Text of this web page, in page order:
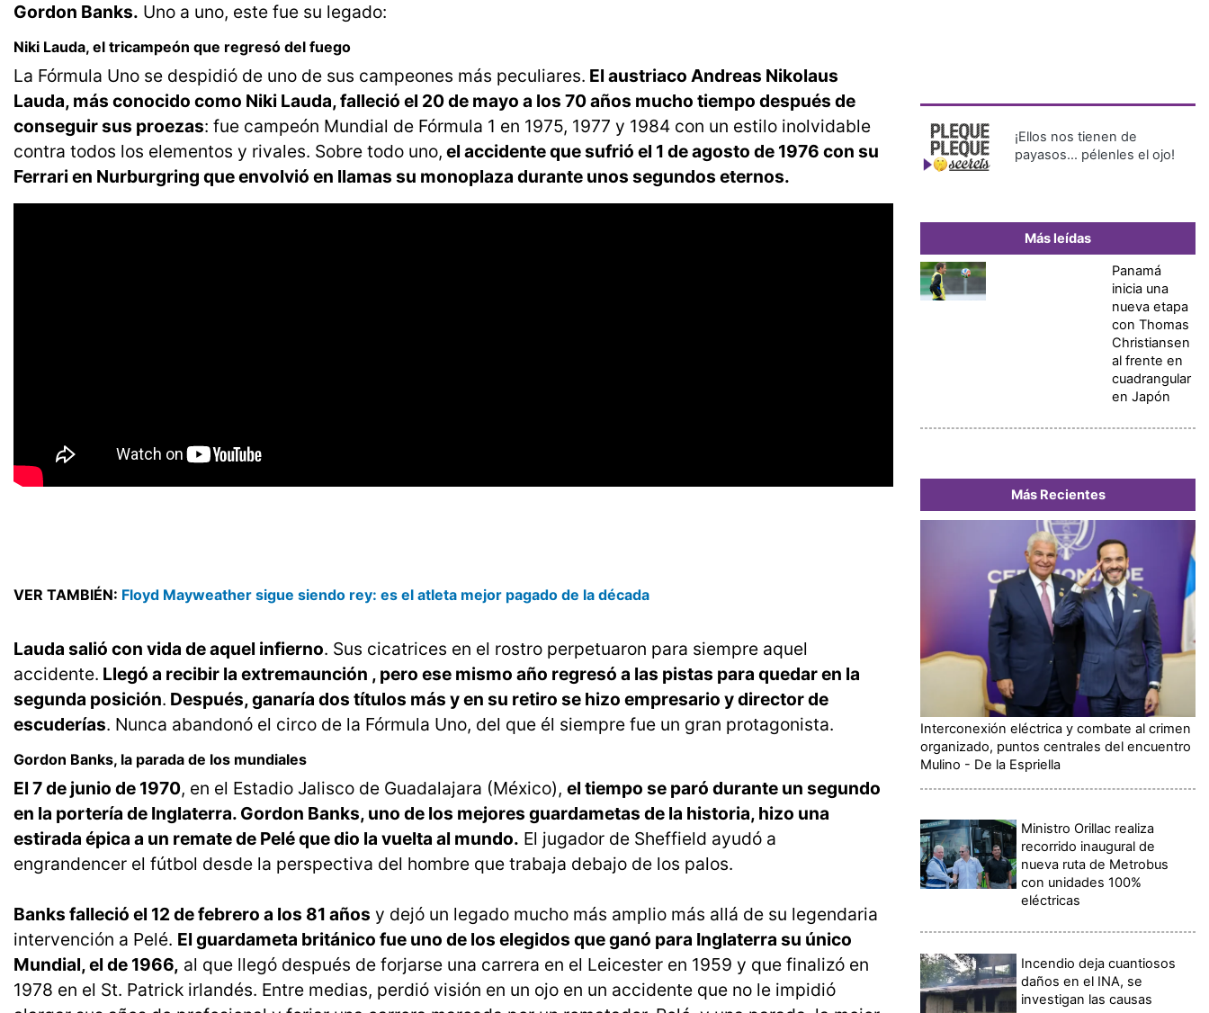
Gordon Banks. Uno a uno, este fue su legado:
Niki Lauda, el tricampeón que regresó del fuego
La Fórmula Uno se despidió de uno de sus campeones más peculiares. El austriaco Andreas Nikolaus
Lauda, más conocido como Niki Lauda, falleció el 20 de mayo a los 70 años mucho tiempo después de
conseguir sus proezas: fue campeón Mundial de Fórmula 1 en 1975, 1977 y 1984 con un estilo inolvidable
contra todos los elementos y rivales. Sobre todo uno, el accidente que sufrió el 1 de agosto de 1976 con su
Ferrari en Nurburgring que envolvió en llamas su monoplaza durante unos segundos eternos.
VER TAMBIÉN: Floyd Mayweather sigue siendo rey: es el atleta mejor pagado de la década
Lauda salió con vida de aquel infierno. Sus cicatrices en el rostro perpetuaron para siempre aquel
accidente. Llegó a recibir la extremaunción , pero ese mismo año regresó a las pistas para quedar en la
segunda posición. Después, ganaría dos títulos más y en su retiro se hizo empresario y director de
escuderías. Nunca abandonó el circo de la Fórmula Uno, del que él siempre fue un gran protagonista.
Gordon Banks, la parada de los mundiales
El 7 de junio de 1970, en el Estadio Jalisco de Guadalajara (México), el tiempo se paró durante un segundo
en la portería de Inglaterra. Gordon Banks, uno de los mejores guardametas de la historia, hizo una
estirada épica a un remate de Pelé que dio la vuelta al mundo. El jugador de Sheffield ayudó a
engrandencer el fútbol desde la perspectiva del hombre que trabaja debajo de los palos.
Banks falleció el 12 de febrero a los 81 años y dejó un legado mucho más amplio más allá de su legendaria
intervención a Pelé. El guardameta británico fue uno de los elegidos que ganó para Inglaterra su único
Mundial, el de 1966, al que llegó después de forjarse una carrera en el Leicester en 1959 y que finalizó en
1978 en el St. Patrick irlandés. Entre medias, perdió visión en un ojo en un accidente que no le impidió
¡Ellos nos tienen de
payasos… pélenles el ojo!
Más leídas
Panamá
inicia una
nueva etapa
con Thomas
Christiansen
al frente en
cuadrangular
en Japón
Más Recientes
Interconexión eléctrica y combate al crimen
organizado, puntos centrales del encuentro
Mulino - De la Espriella
Ministro Orillac realiza
recorrido inaugural de
nueva ruta de Metrobus
con unidades 100%
eléctricas
Incendio deja cuantiosos
daños en el INA, se
investigan las causas